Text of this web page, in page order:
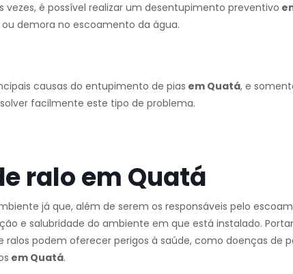
vezes, é possível realizar um desentupimento preventivo
demora no escoamento da água.
causas do entupimento de pias em Quatá, e
facilmente este tipo de problema.
ralo em Quatá
já que, além de serem os responsáveis pelo
e salubridade do ambiente em que está instalado.
podem oferecer perigos à saúde, como doenças de
em Quatá.